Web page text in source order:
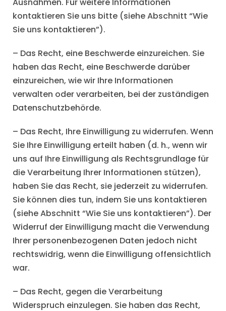
kontaktieren Sie uns bitte (siehe Abschnitt “Wie
Sie uns kontaktieren”).
– Das Recht, eine Beschwerde einzureichen. Sie
haben das Recht, eine Beschwerde darüber
einzureichen, wie wir Ihre Informationen
verwalten oder verarbeiten, bei der zuständigen
Datenschutzbehörde.
– Das Recht, Ihre Einwilligung zu widerrufen. Wenn
Sie Ihre Einwilligung erteilt haben (d. h., wenn wir
uns auf Ihre Einwilligung als Rechtsgrundlage für
die Verarbeitung Ihrer Informationen stützen),
haben Sie das Recht, sie jederzeit zu widerrufen.
Sie können dies tun, indem Sie uns kontaktieren
(siehe Abschnitt “Wie Sie uns kontaktieren”). Der
Widerruf der Einwilligung macht die Verwendung
Ihrer personenbezogenen Daten jedoch nicht
rechtswidrig, wenn die Einwilligung offensichtlich
war.
– Das Recht, gegen die Verarbeitung
Widerspruch einzulegen. Sie haben das Recht,